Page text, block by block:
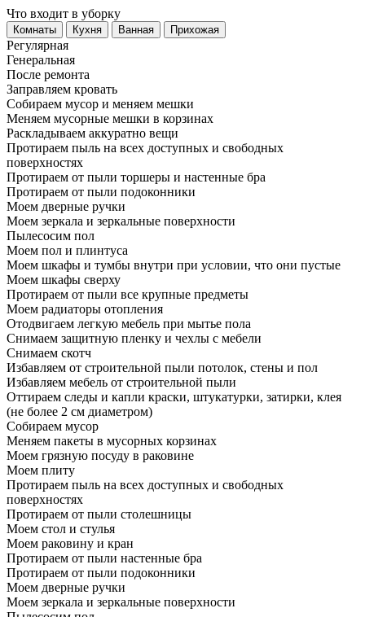
Что входит в уборку
Регу­лярная
Гене­ральная
После ремонта
Заправляем кровать
Собираем мусор и меняем мешки
Меняем мусорные мешки в корзинах
Раскладываем аккуратно вещи
Протираем пыль на всех доступных и свободных
поверхностях
Протираем от пыли торшеры и настенные бра
Протираем от пыли подоконники
Моем дверные ручки
Моем зеркала и зеркальные поверхности
Пылесосим пол
Моем пол и плинтуса
Моем шкафы и тумбы внутри при условии, что они пустые
Моем шкафы сверху
Протираем от пыли все крупные предметы
Моем радиаторы отопления
Отодвигаем легкую мебель при мытье пола
Снимаем защитную пленку и чехлы с мебели
Снимаем скотч
Избавляем от строительной пыли потолок, стены и пол
Избавляем мебель от строительной пыли
Оттираем следы и капли краски, штукатурки, затирки, клея
(не более 2 см диаметром)
Собираем мусор
Меняем пакеты в мусорных корзинах
Моем грязную посуду в раковине
Моем плиту
Протираем пыль на всех доступных и свободных
поверхностях
Протираем от пыли столешницы
Моем стол и стулья
Моем раковину и кран
Протираем от пыли настенные бра
Протираем от пыли подоконники
Моем дверные ручки
Моем зеркала и зеркальные поверхности